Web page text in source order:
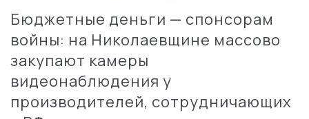
Бюджетные деньги — спонсорам
войны: на Николаевщине массово
закупают камеры
видеонаблюдения у
производителей, сотрудничающих